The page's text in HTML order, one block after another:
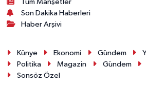
Tüm Manşetler
Son Dakika Haberleri
Haber Arşivi
Künye Ekonomi Gündem
Politika
Magazin Gündem
Sonsöz Özel